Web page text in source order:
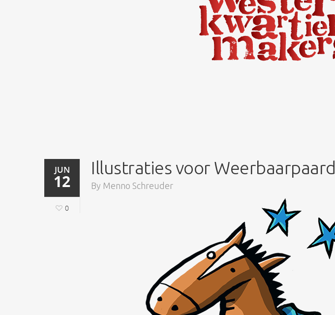
JUN
12
0
Illustraties voor Weerbaarpaard
By Menno Schreuder